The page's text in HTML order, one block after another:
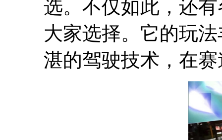
选。不仅如此，还
大家选择。它的玩
湛的驾驶技术，在